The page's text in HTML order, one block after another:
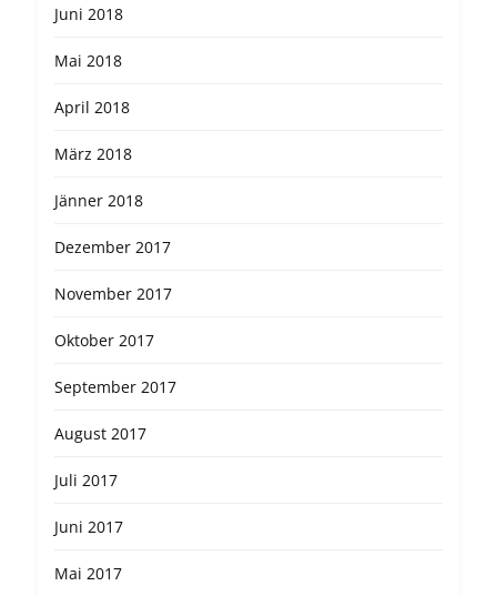
Juni 2018
Mai 2018
April 2018
März 2018
Jänner 2018
Dezember 2017
November 2017
Oktober 2017
September 2017
August 2017
Juli 2017
Juni 2017
Mai 2017